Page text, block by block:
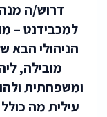
דרוש/ה
למכבידנט –
הניהולי הבא
מובילה,
ומשפחתית
עילית מה